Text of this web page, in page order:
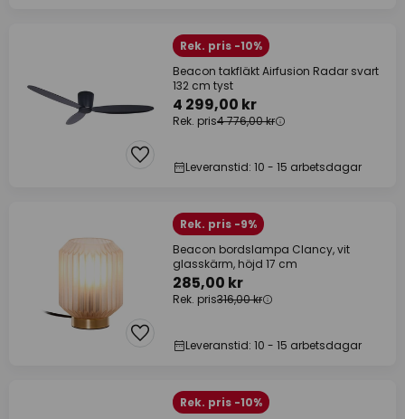
Rek. pris -10%
Beacon takfläkt Airfusion Radar svart
132 cm tyst
4 299,00 kr
Rek. pris4 776,00 kr
Leveranstid: 10 - 15 arbetsdagar
Rek. pris -9%
Beacon bordslampa Clancy, vit
glasskärm, höjd 17 cm
285,00 kr
Rek. pris316,00 kr
Leveranstid: 10 - 15 arbetsdagar
Rek. pris -10%